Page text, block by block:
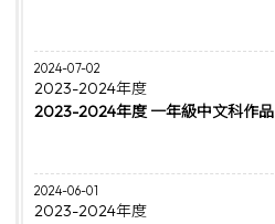
2024-07-02
2023-2024年度
2023-2024年度 一年級中文科作品
2024-06-01
2023-2024年度